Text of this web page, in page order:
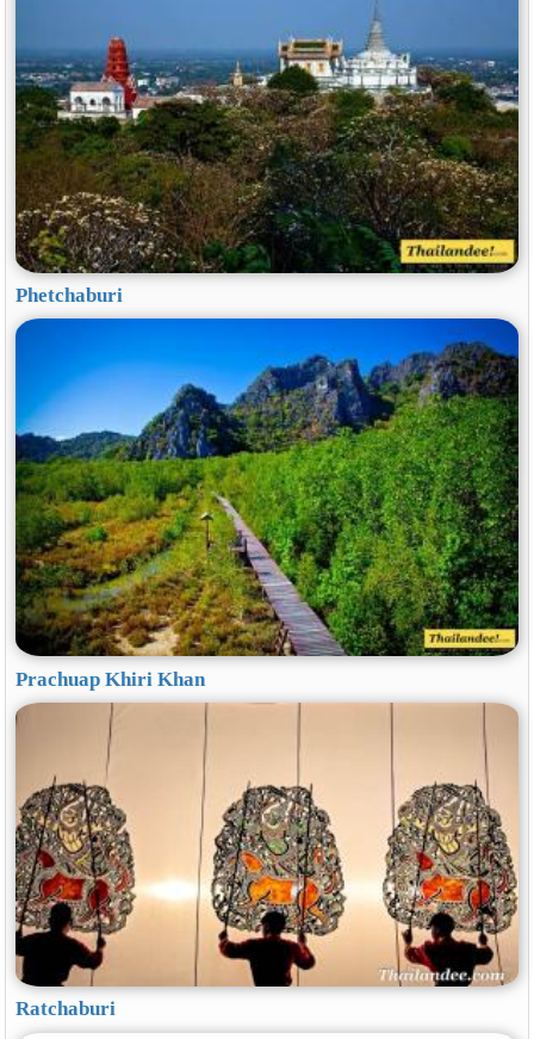
Phetchaburi
Prachuap Khiri Khan
Ratchaburi